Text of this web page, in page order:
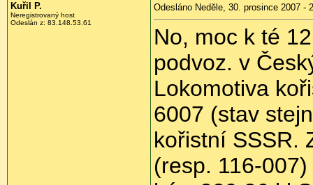
Kuřil P.
Neregistrovaný host
Odeslán z: 83.148.53.61
Odesláno Neděle, 30. prosince 2007 -
No, moc k té
podvoz. v
Lokomotiva
6007 (stav
kořistní SSSR.
(resp. 116-